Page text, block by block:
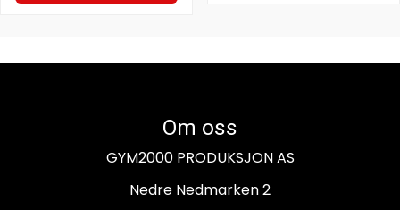
Om oss
GYM2000 PRODUKSJON AS
Nedre Nedmarken 2